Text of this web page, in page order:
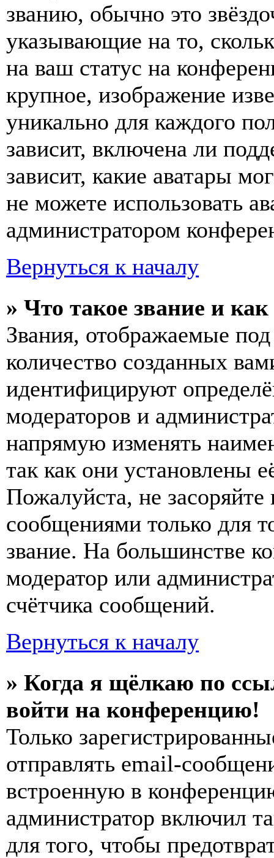
званию, обычно это
указывающие на то,
на ваш статус на
крупное, изображение
уникально для каждого
зависит, включена ли
зависит, какие аватары
не можете использовать
администратором
Вернуться к началу
» Что такое звание и
Звания, отображаемые
количество созданных
идентифицируют
модераторов и
напрямую изменять
так как они установлены
Пожалуйста, не
сообщениями только для
звание. На большинстве
модератор или
счётчика сообщений.
Вернуться к началу
» Когда я щёлкаю по
войти на конференцию!
Только
отправлять email-
встроенную в
администратор включил
для того, чтобы